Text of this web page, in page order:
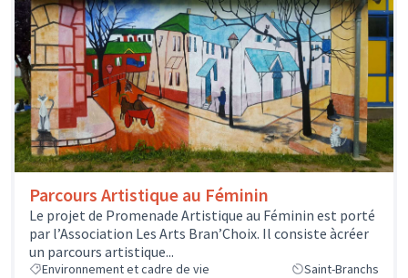
Parcours Artistique au Féminin
Le projet de Promenade Artistique au Féminin est porté
par l’Association Les Arts Bran’Choix. Il consiste àcréer
un parcours artistique...
Environnement et cadre de vie Saint-Branchs